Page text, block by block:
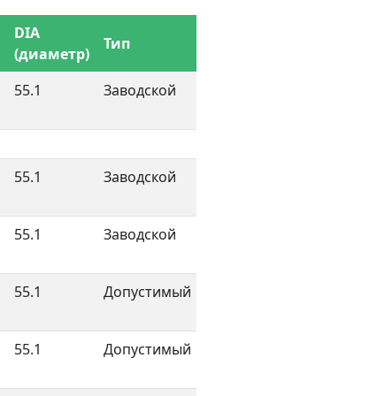
DIA
(диаметр)
Тип
55.1 Заводской
55.1 Заводской
55.1 Заводской
55.1 Допустимый
55.1 Допустимый